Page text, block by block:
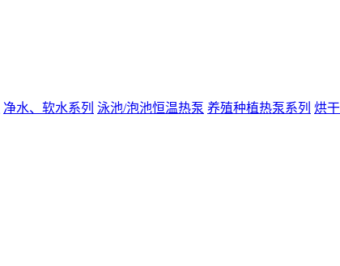
净水、软水系列 泳池/泡池恒温热泵 养殖种植热泵系列 烘